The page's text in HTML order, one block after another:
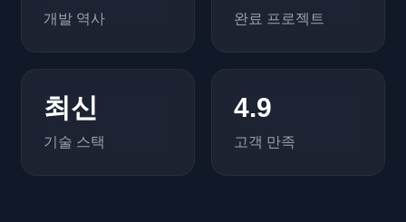
개발 역사 완료 프로젝트
최신
기술 스택
4.9
고객 만족